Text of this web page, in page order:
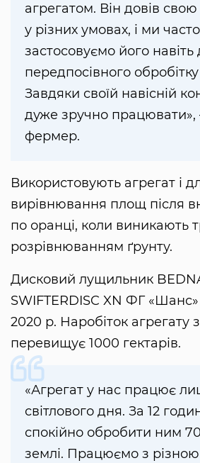
агрегатом. Він довів
у різних умовах, і ми часто
застосовуємо його навіть
передпосівного
Завдяки своїй навісній
дуже зручно
фермер.
Використовують агрегат і
вирівнювання площ після
по оранці, коли виникають
розрівнюванням ґрунту.
Дисковий лущильник
SWIFTERDISC XN ФГ
2020 р. Наробіток агрегату
перевищує 1000 гектарів.
«Агрегат у нас працює
світлового дня. За 12
спокійно обробити ним
землі. Працюємо з